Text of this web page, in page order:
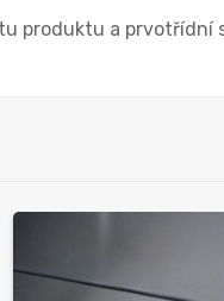
produktu a